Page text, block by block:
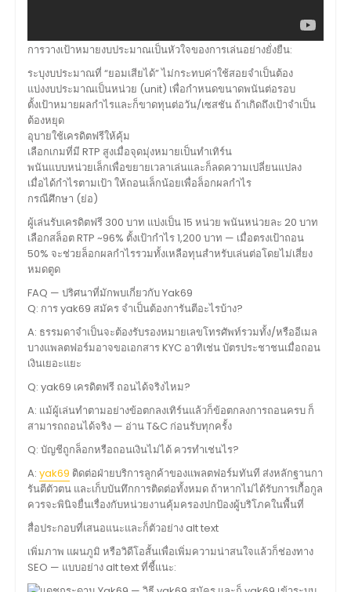
การวางเป้าหมายงบประมาณเป็นหัวใจของการเล่นอย่างยั่งยืน:
ระบุงบประมาณที่ “ยอมเสียได้” ไม่กระทบค่าใช้สอยจำเป็นต้อง
แบ่งงบประมาณเป็นหน่วย (unit) เพื่อกำหนดขนาดพนันต่อรอบ
ตั้งเป้าหมายผลกำไรและก็ขาดทุนต่อวัน/เซสชัน ถ้าเกิดถึงเป้าจำเป็น
ต้องหยุด
อุบายใช้เครดิตฟรีให้คุ้ม
เลือกเกมที่มี RTP สูงเมื่อจุดมุ่งหมายเป็นทำเทิร์น
พนันแบบหน่วยเล็กเพื่อขยายเวลาเล่นและก็ลดความเปลี่ยนแปลง
เมื่อได้กำไรตามเป้า ให้ถอนเล็กน้อยเพื่อล็อกผลกำไร
กรณีศึกษา (ย่อ)
ผู้เล่นรับเครดิตฟรี 300 บาท แบ่งเป็น 15 หน่วย พนันหน่วยละ 20 บาท
เลือกสล็อต RTP ~96% ตั้งเป้ากำไร 1,200 บาท — เมื่อตรงเป้าถอน
50% จะช่วยล็อกผลกำไรรวมทั้งเหลือทุนสำหรับเล่นต่อโดยไม่เสี่ยง
หมดตูด
FAQ — ปริศนาที่มักพบเกี่ยวกับ Yak69
Q: การ yak69 สมัคร จำเป็นต้องการันตีอะไรบ้าง?
A: ธรรมดาจำเป็นจะต้องรับรองหมายเลขโทรศัพท์รวมทั้ง/หรืออีเมล
บางแพลตฟอร์มอาจขอเอกสาร KYC อาทิเช่น บัตรประชาชนเมื่อถอน
เงินเยอะแยะ
Q: yak69 เครดิตฟรี ถอนได้จริงไหม?
A: แม้ผู้เล่นทำตามอย่างข้อตกลงเทิร์นแล้วก็ข้อตกลงการถอนครบ ก็
สามารถถอนได้จริง — อ่าน T&C ก่อนรับทุกครั้ง
Q: บัญชีถูกล็อกหรือถอนเงินไม่ได้ ควรทำเช่นไร?
A: yak69 ติดต่อฝ่ายบริการลูกค้าของแพลตฟอร์มทันที ส่งหลักฐานกา
รันตีตัวตน และเก็บบันทึกการติดต่อทั้งหมด ถ้าหากไม่ได้รับการเกื้อกูล
ควรจะพินิจยื่นเรื่องกับหน่วยงานคุ้มครองปกป้องผู้บริโภคในพื้นที่
สื่อประกอบที่เสนอแนะและก็ตัวอย่าง alt text
เพิ่มภาพ แผนภูมิ หรือวิดีโอสั้นเพื่อเพิ่มความน่าสนใจแล้วก็ช่องทาง
SEO — แบบอย่าง alt text ที่ชี้แนะ: